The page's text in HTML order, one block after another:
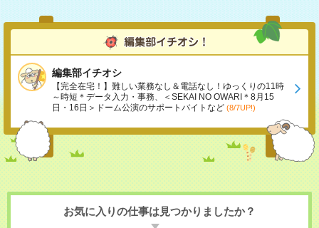
編集部イチオシ
【完全在宅！】難しい業務なし＆電話なし！ゆっくりの11時
～時短＊データ入力・事務、＜SEKAI NO OWARI＊8月15
日・16日＞ドーム公演のサポートバイトなど (8/7UP!)
お気に入りの仕事は見つかりましたか？